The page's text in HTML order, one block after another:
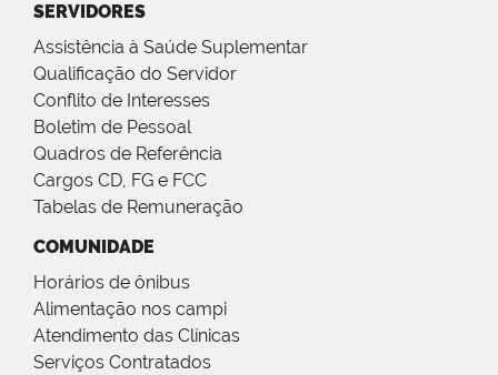
SERVIDORES
Assistência à Saúde Suplementar
Qualificação do Servidor
Conflito de Interesses
Boletim de Pessoal
Quadros de Referência
Cargos CD, FG e FCC
Tabelas de Remuneração
COMUNIDADE
Horários de ônibus
Alimentação nos campi
Atendimento das Clínicas
Serviços Contratados